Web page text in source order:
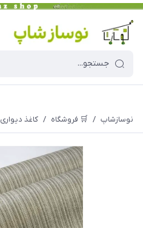
نوسازشاپ / 🛒 فروشگاه / کاغذ دیواری